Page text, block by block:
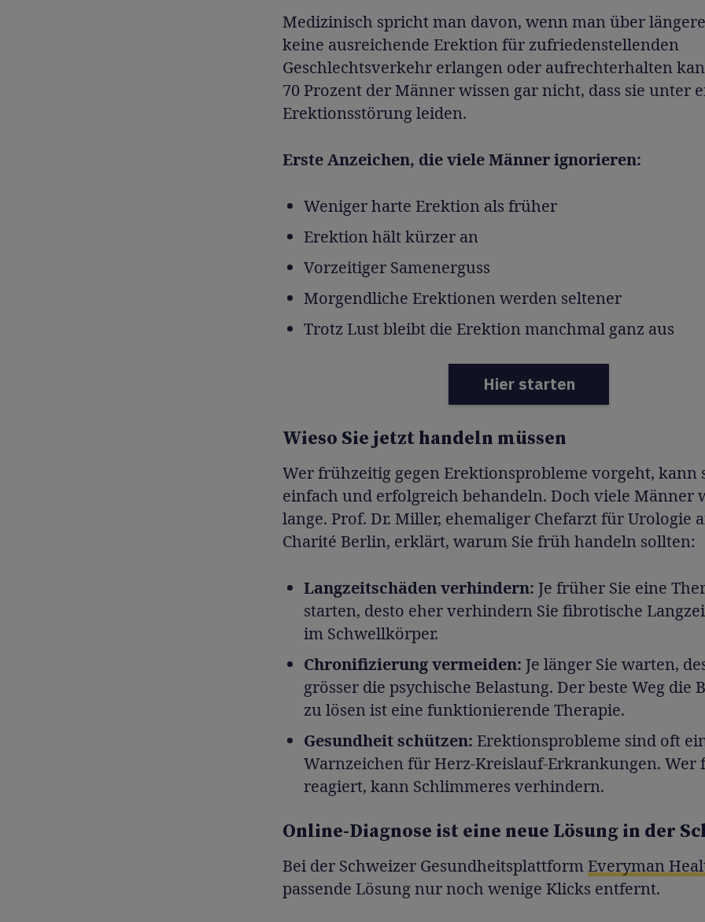
Medizinisch spricht man davon, wenn man über
keine ausreichende Erektion für zufriedenstellenden
Geschlechtsverkehr erlangen oder aufrechterhalten
70 Prozent der Männer wissen gar nicht, dass sie unter
Erektionsstörung leiden.
Erste Anzeichen, die viele Männer ignorieren:
Weniger harte Erektion als früher
Erektion hält kürzer an
Vorzeitiger Samenerguss
Morgendliche Erektionen werden seltener
Trotz Lust bleibt die Erektion manchmal ganz aus
Hier starten
Wieso Sie jetzt handeln müssen
Wer frühzeitig gegen Erektionsprobleme vorgeht, kann
einfach und erfolgreich behandeln. Doch viele Männer
lange. Prof. Dr. Miller, ehemaliger Chefarzt für Urologie
Charité Berlin, erklärt, warum Sie früh handeln sollten:
Langzeitschäden verhindern: Je früher Sie eine
starten, desto eher verhindern Sie fibrotische
im Schwellkörper.
Chronifizierung vermeiden: Je länger Sie warten,
grösser die psychische Belastung. Der beste Weg die
zu lösen ist eine funktionierende Therapie.
Gesundheit schützen: Erektionsprobleme sind oft
Warnzeichen für Herz-Kreislauf-Erkrankungen. Wer
reagiert, kann Schlimmeres verhindern.
Online-Diagnose ist eine neue Lösung in der
Bei der Schweizer Gesundheitsplattform Everyman
passende Lösung nur noch wenige Klicks entfernt.